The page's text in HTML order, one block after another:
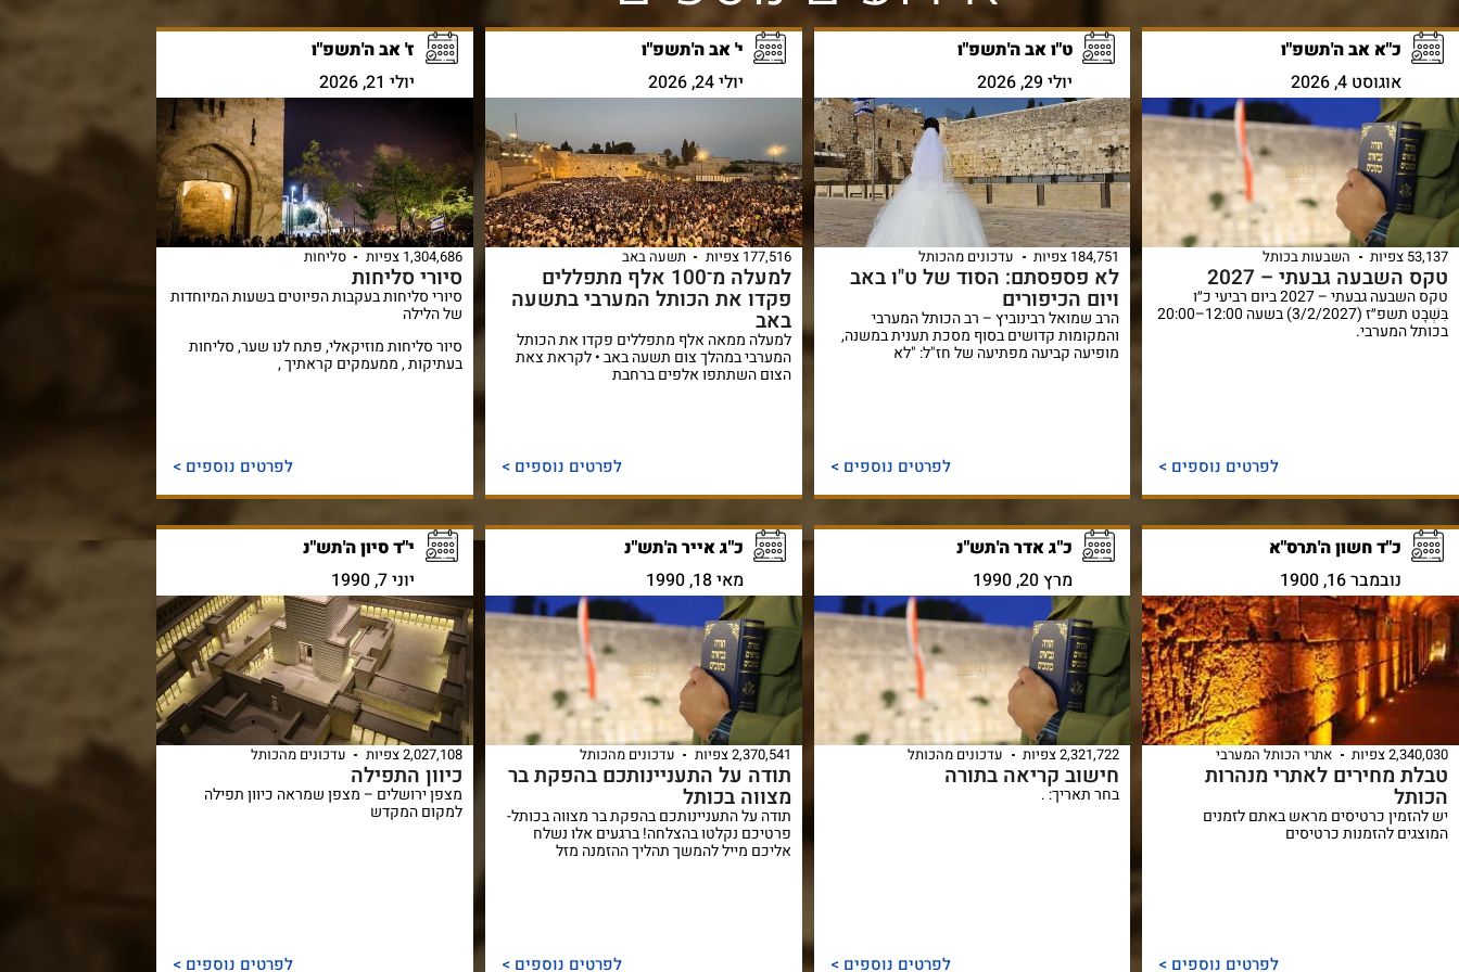
כ"א אב ה'תשפ"ו
אוגוסט 4, 2026
53,137 צפיות השבעות בכותל
טקס השבעה גבעתי – 2027
טקס השבעה גבעתי – 2027 ביום רביעי כ״ו
בִּשְׁבָט תשפ״ז (3/2/2027) בשעה 12:00–20:00
בכותל המערבי.
לפרטים נוספים >
ט"ו אב ה'תשפ"ו
יולי 29, 2026
184,751 צפיות עדכונים מהכותל
לא פספסתם: הסוד של ט"ו באב
ויום הכיפורים
הרב שמואל רבינוביץ – רב הכותל המערבי
והמקומות קדושים בסוף מסכת תענית במשנה,
מופיעה קביעה מפתיעה של חז"ל: "לא
לפרטים נוספים >
י' אב ה'תשפ"ו
יולי 24, 2026
177,516 צפיות תשעה באב
למעלה מ־100 אלף מתפללים
פקדו את הכותל המערבי בתשעה
באב
למעלה ממאה אלף מתפללים פקדו את הכותל
המערבי במהלך צום תשעה באב • לקראת צאת
הצום השתתפו אלפים ברחבת
לפרטים נוספים >
ז' אב ה'תשפ"ו
יולי 21, 2026
1,304,686 צפיות סליחות
סיורי סליחות
סיורי סליחות בעקבות הפיוטים בשעות המיוחדות
של הלילה
סיור סליחות מוזיקאלי, פתח לנו שער, סליחות
בעתיקות , ממעמקים קראתיך ,
לפרטים נוספים >
כ"ד חשון ה'תרס"א
נובמבר 16, 1900
2,340,030 צפיות אתרי הכותל המערבי
טבלת מחירים לאתרי מנהרות
הכותל
יש להזמין כרטיסים מראש באתם לזמנים
המוצגים להזמנות כרטיסים
לפרטים נוספים >
כ"ג אדר ה'תש"נ
מרץ 20, 1990
2,321,722 צפיות עדכונים מהכותל
חישוב קריאה בתורה
בחר תאריך: .
לפרטים נוספים >
כ"ג אייר ה'תש"נ
מאי 18, 1990
2,370,541 צפיות עדכונים מהכותל
תודה על התעניינותכם בהפקת בר
מצווה בכותל
תודה על התעניינותכם בהפקת בר מצווה בכותל-
פרטיכם נקלטו בהצלחה! ברגעים אלו נשלח
אליכם מייל להמשך תהליך ההזמנה מזל
לפרטים נוספים >
י"ד סיון ה'תש"נ
יוני 7, 1990
2,027,108 צפיות עדכונים מהכותל
כיוון התפילה
מצפן ירושלים – מצפן שמראה כיוון תפילה
למקום המקדש
לפרטים נוספים >